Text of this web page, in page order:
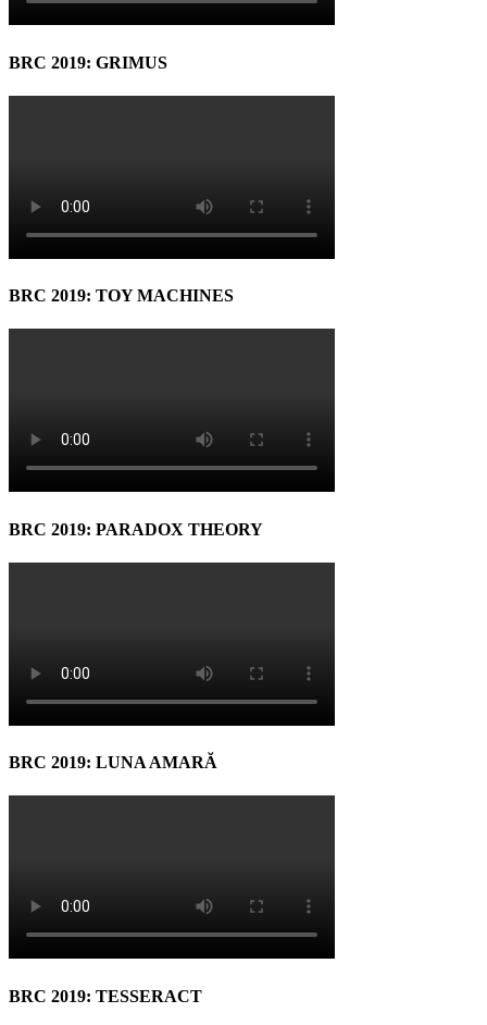
BRC 2019: GRIMUS
BRC 2019: TOY MACHINES
BRC 2019: PARADOX THEORY
BRC 2019: LUNA AMARĂ
BRC 2019: TESSERACT